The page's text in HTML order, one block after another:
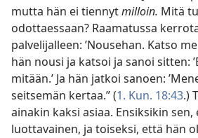
mutta hän ei tiennytmilloin. Mitä
odottaessaan? Raamatussa
palvelijalleen: ’Nousehan. Katso
hän nousi ja katsoi ja sanoi sitten:
mitään.’ Ja hän jatkoi sanoen:
seitsemän kertaa.” (1. Kun. 18:43.)
ainakin kaksi asiaa. Ensiksikin
luottavainen, ja toiseksi, että hän